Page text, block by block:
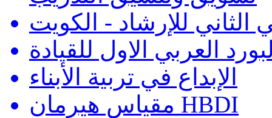
الثاني للإرشاد - الكويت
العربي الاول للقيادة
الإبداع في تربية الأبناء
مقياس هيرمان HBDI